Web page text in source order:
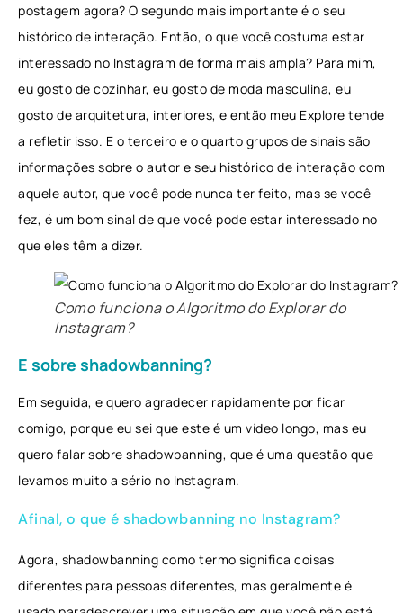
postagem agora? O segundo mais importante é o seu
histórico de interação. Então, o que você costuma estar
interessado no Instagram de forma mais ampla? Para mim,
eu gosto de cozinhar, eu gosto de moda masculina, eu
gosto de arquitetura, interiores, e então meu Explore tende
a refletir isso. E o terceiro e o quarto grupos de sinais são
informações sobre o autor e seu histórico de interação com
aquele autor, que você pode nunca ter feito, mas se você
fez, é um bom sinal de que você pode estar interessado no
que eles têm a dizer.
Como funciona o Algoritmo do Explorar do
Instagram?
E sobre shadowbanning?
Em seguida, e quero agradecer rapidamente por ficar
comigo, porque eu sei que este é um vídeo longo, mas eu
quero falar sobre shadowbanning, que é uma questão que
levamos muito a sério no Instagram.
Afinal, o que é shadowbanning no Instagram?
Agora, shadowbanning como termo significa coisas
diferentes para pessoas diferentes, mas geralmente é